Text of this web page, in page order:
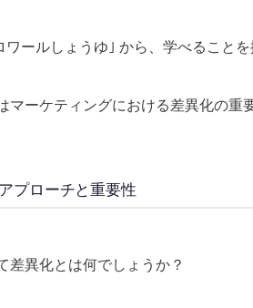
ワールしょうゆ｣ から、学べることを
マーケティングにおける差異化の重
プローチと重要性
差異化とは何でしょうか？